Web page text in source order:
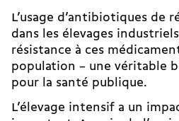
L’usage d’antibiotiques de
dans les élevages
résistance à ces
population – une véritable
pour la santé publique.
L’élevage intensif a un